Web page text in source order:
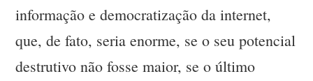
informação e democratização da internet,
que, de fato, seria enorme, se o seu potencial
destrutivo não fosse maior, se o último